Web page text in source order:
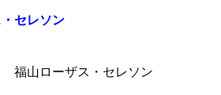
セレソン
山ローザス・セレソン